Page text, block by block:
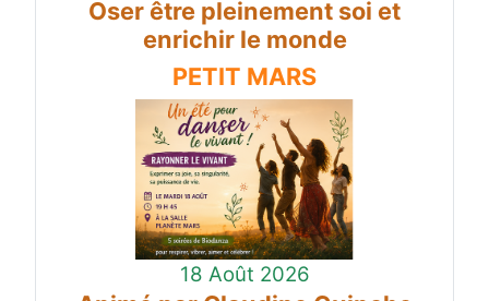
Oser être pleinement soi et
enrichir le monde
PETIT MARS
18 Août 2026